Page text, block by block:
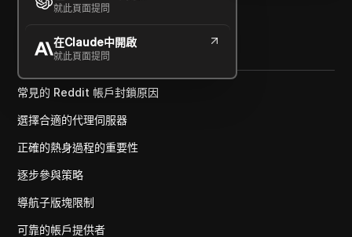
就此頁面提問
在Claude中開啟
就此頁面提問
Copy Link
常見的 Reddit 帳戶封鎖原因
選擇合適的代理伺服器
正確的熱身過程的重要性
逐步參與策略
導航子版塊限制
可靠的帳戶提供者